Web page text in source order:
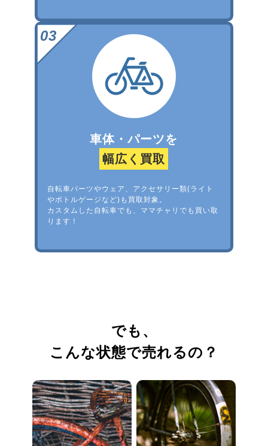
車体・パーツを
幅広く買取
自転車パーツやウェア、アクセサリー類(ライト
やボトルゲージなど)も買取対象。
カスタムした自転車でも、ママチャリでも買い取
ります！
でも、
こんな状態で売れるの？